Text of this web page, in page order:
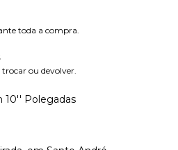
toda a compra.
ou devolver.
10'' Polegadas